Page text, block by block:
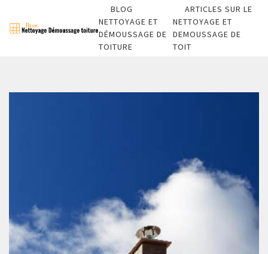
BLOG
NETTOYAGE ET
DÉMOUSSAGE DE
TOITURE
ARTICLES SUR LE
NETTOYAGE ET
DEMOUSSAGE DE
TOIT